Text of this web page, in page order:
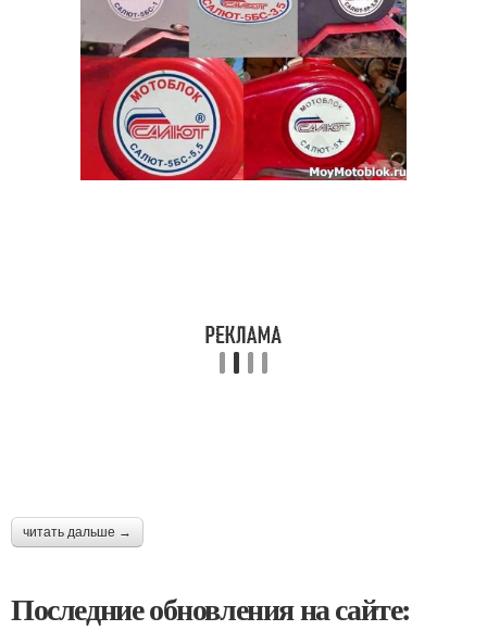
читать дальше →
Последние обновления на сайте: